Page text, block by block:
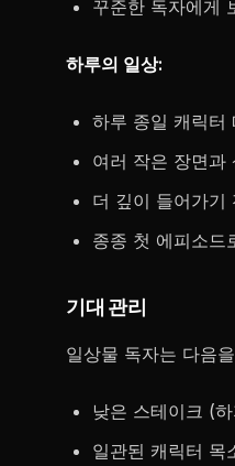
꾸준한 독자에게
하루의 일상:
하루 종일 캐릭터
여러 작은 장면과
더 깊이 들어가기
종종 첫 에피소드
기대 관리
일상물 독자는 다음
낮은 스테이크 (
일관된 캐릭터 목